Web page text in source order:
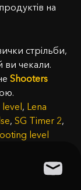
на
стрільби,
ви чекали.
Shooters
, Lena
, SG Timer 2,
level